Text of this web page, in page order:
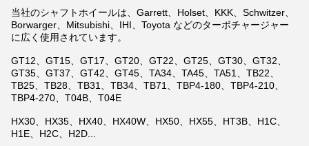
当社のシャフトホイールは、Garrett、Holset、KKK、Schwitzer、
Borwarger、Mitsubishi、IHI、Toyota などのターボチャージャー
に広く使用されています。
GT12、GT15、GT17、GT20、GT22、GT25、GT30、GT32、
GT35、GT37、GT42、GT45、TA34、TA45、TA51、TB22、
TB25、TB28、TB31、TB34、TB71、TBP4-180、TBP4-210、
TBP4-270、T04B、T04E
HX30、HX35、HX40、HX40W、HX50、HX55、HT3B、H1C、
H1E、H2C、H2D...